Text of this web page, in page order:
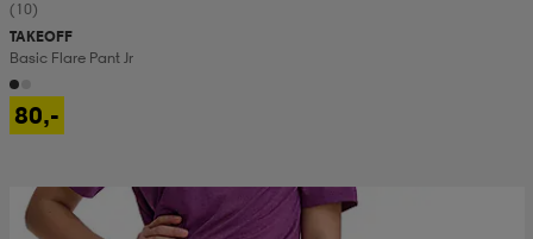
(10)
TAKEOFF
Basic Flare Pant Jr
80,-